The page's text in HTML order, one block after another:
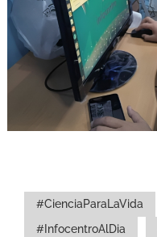
#CienciaParaLaVida
#InfocentroAlDia